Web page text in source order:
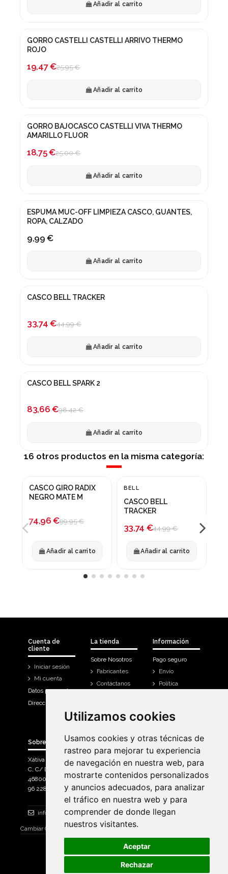
Utilizamos cookies
Usamos cookies y otras técnicas de
rastreo para mejorar tu experiencia
de navegación en nuestra web, para
mostrarte contenidos personalizados
y anuncios adecuados, para analizar
el tráfico en nuestra web y para
comprender de donde llegan
nuestros visitantes.
Aceptar
Rechazar
Utilizamos cookies
Usamos cookies y otras técnicas de
rastreo para mejorar tu experiencia
de navegación en nuestra web, para
mostrarte contenidos personalizados
y anuncios adecuados, para analizar
el tráfico en nuestra web y para
comprender de donde llegan
nuestros visitantes.
Aceptar
Rechazar
Añadir al carrito
¡En oferta!
GORRO CASTELLI CASTELLI ARRIVO THERMO
ROJO
19,47 €25,95 €
Añadir al carrito
¡En oferta!
GORRO BAJOCASCO CASTELLI VIVA THERMO
AMARILLO FLUOR
18,75 €25,00 €
Añadir al carrito
ESPUMA MUC-OFF LIMPIEZA CASCO, GUANTES,
ROPA, CALZADO
9,99 €
Añadir al carrito
¡En oferta!
CASCO BELL TRACKER
33,74 €44,99 €
Añadir al carrito
¡En oferta!
CASCO BELL SPARK 2
83,66 €98,42 €
Añadir al carrito
16 otros productos en la misma categoría:
¡En oferta!
CASCO GIRO RADIX
NEGRO MATE M
74,96 €99,95 €
Añadir al carrito
¡En oferta!
-25%
BELL
CASCO BELL
TRACKER
33,74 €44,99 €
Añadir al carrito
Cuenta de
cliente
Iniciar sesión
Mi cuenta
Datos personales
Direcciones
La tienda
Sobre Nosotros
Fabricantes
Contáctanos
Información
Pago seguro
Envío
Política
Historial de
Sobre Bicicletas Sanchis
Xàtiva Polígon Industrial
C, C/ Braçal del Roncador nave 10. >
46800, Xàtiva.
96 228 71 23
info@bicicletassanchis.com
Cambiar Consentimiento de Cookies